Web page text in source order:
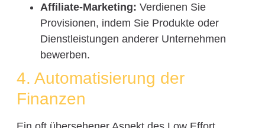
Affiliate-Marketing: Verdienen Sie
Provisionen, indem Sie Produkte oder
Dienstleistungen anderer Unternehmen
bewerben.
4. Automatisierung der
Finanzen